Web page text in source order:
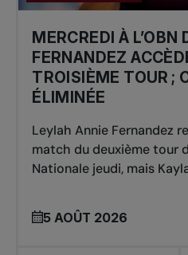
MERCREDI À L’OBN
FERNANDEZ
TROISIÈME TOUR ;
ÉLIMINÉE
Leylah Annie Fernandez
match du deuxième tour
Nationale jeudi, mais
5 AOÛT 2026